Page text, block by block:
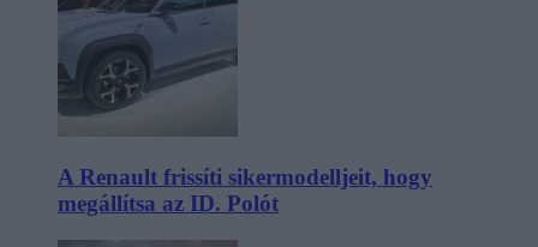
A Renault frissíti sikermodelljeit, hogy
megállítsa az ID. Polót